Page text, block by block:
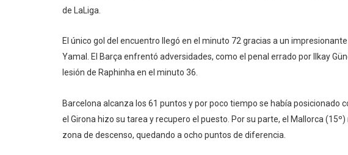
de LaLiga.
El único gol del encuentro llegó en el minuto 72 gracias a un
Yamal. El Barça enfrentó adversidades, como el penal errado por Ilkay
lesión de Raphinha en el minuto 36.
Barcelona alcanza los 61 puntos y por poco tiempo se había posicionado
el Girona hizo su tarea y recupero el puesto. Por su parte, el Mallorca
zona de descenso, quedando a ocho puntos de diferencia.